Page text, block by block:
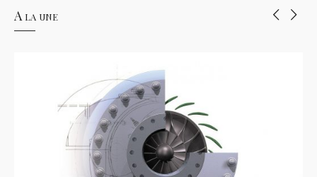
A la une